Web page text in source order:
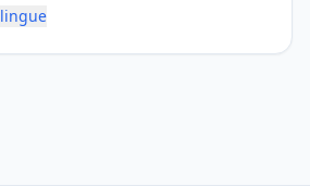
lingue